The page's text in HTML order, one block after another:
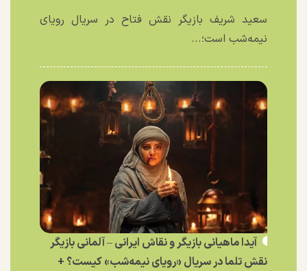
سعید شریف بازیگر نقش فتاح در سریال رویای
نیمه‌شب است؛...
آیدا ماهیانی بازیگر و نقاش ایرانی – آلمانی بازیگر
نقش تلما در سریال «رویای نیمه‌شب» کیست؟ +